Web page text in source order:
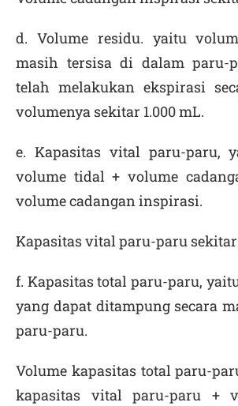
d. Volume residu. yaitu
masih tersisa di dalam paru-
telah melakukan ekspirasi
volumenya sekitar 1.000 mL.
e. Kapasitas vital paru-paru,
volume tidal + volume
volume cadangan inspirasi.
Kapasitas vital paru-paru sekitar
f. Kapasitas total paru-paru,
yang dapat ditampung secara
paru-paru.
Volume kapasitas total paru-
kapasitas vital paru-paru +